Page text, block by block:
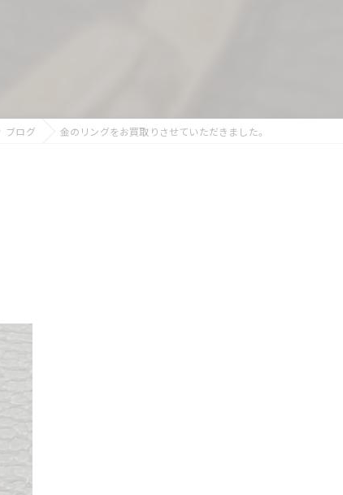
ブログ 金のリングをお買取りさせていただきました。